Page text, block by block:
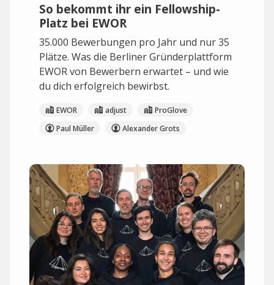
So bekommt ihr ein Fellowship-
Platz bei EWOR
35.000 Bewerbungen pro Jahr und nur 35
Plätze. Was die Berliner Gründerplattform
EWOR von Bewerbern erwartet – und wie
du dich erfolgreich bewirbst.
EWOR adjust
ProGlove
Paul Müller
Alexander Grots